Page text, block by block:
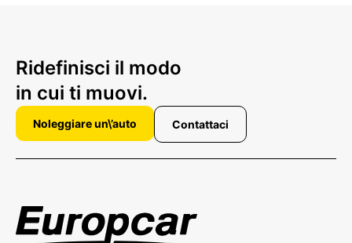
Ridefinisci il modo
in cui ti muovi.
Noleggiare un\’auto Contattaci